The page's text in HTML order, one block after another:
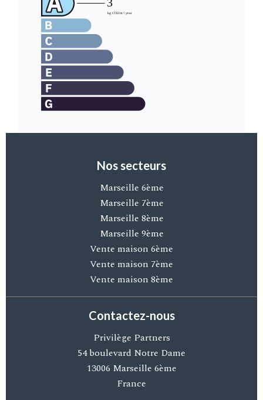
Nos secteurs
Marseille 6ème
Marseille 7ème
Marseille 8ème
Marseille 9ème
Vente maison 6ème
Vente maison 7ème
Vente maison 8ème
Contactez-nous
Privilège Partners
54 boulevard Notre Dame
13006 Marseille 6ème
France